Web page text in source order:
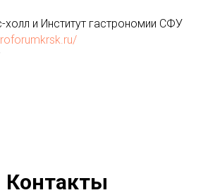
и Институт гастрономии СФУ
Контакты